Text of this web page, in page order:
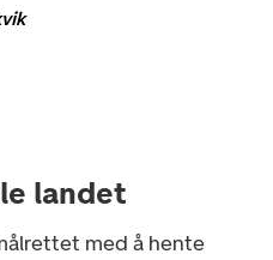
landet
med å hente